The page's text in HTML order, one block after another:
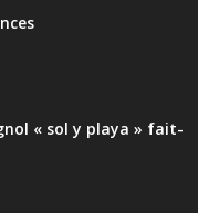
« sol y playa » fait-